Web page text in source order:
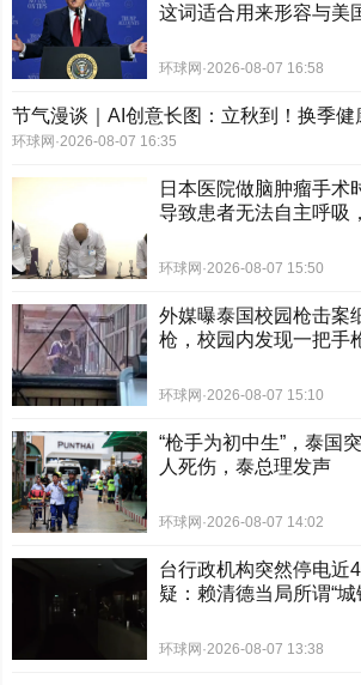
这词适合用来形容与美
环球网 ·2026-08-07 16:58
节气漫谈｜AI创意长图：立秋到！换季健
环球网 ·2026-08-07 16:35
日本医院做脑肿瘤手术
导致患者无法自主呼吸
环球网 ·2026-08-07 15:50
外媒曝泰国校园枪击案
枪，校园内发现一把手
环球网 ·2026-08-07 15:10
“枪手为初中生”，泰国
人死伤，泰总理发声
环球网 ·2026-08-07 14:02
台行政机构突然停电近
疑：赖清德当局所谓“
环球网 ·2026-08-07 13:38